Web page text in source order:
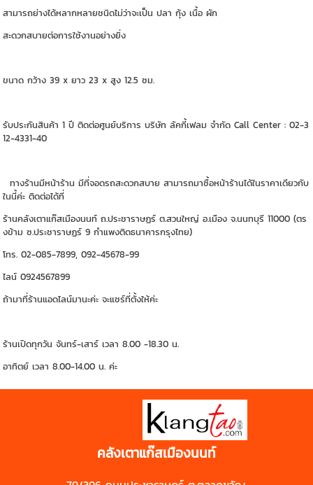
สามารถย่างได้หลากหลายชนิดไม่ว่าจะเป็น ปลา กุ้ง เนื้อ ผัก
สะดวกสบายต่อการใช้งานอย่างยิ่ง
ขนาด กว้าง 39 x ยาว 23 x สูง 12.5 ซม.
รับประกันสินค้า 1 ปี ติดต่อศูนย์บริการ บริษัท ลัคกี้เฟลม จำกัด Call Center : 02-3
12-4331-40
ทางร้านมีหน้าร้าน มีที่จอดรถสะดวกสบาย สามารถมาซื้อหน้าร้านได้ในราคาเดียวกับ
ในนี้ค่ะ ติดต่อได้ที่
ร้านคลังเตาแก๊สเมืองนนท์ ถ.ประชาราษฏร์ ต.สวนใหญ่ อ.เมือง จ.นนทบุรี 11000 (ตร
งข้าม ซ.ประชาราษฏร์ 9 กำแพงติดธนาคารกรุงไทย)
โทร. 02-085-7899, 092-45678-99
ไลน์ 0924567899
ถ้ามาที่ร้านแอดไลน์มานะค่ะ จะแชร์ที่ตั้งให้ค่ะ
ร้านเปิดทุกวัน จันทร์-เสาร์ เวลา 8.00 -18.30 น.
อาทิตย์ เวลา 8.00-14.00 น. ค่ะ
คลังเตาแก๊สเมืองนนท์